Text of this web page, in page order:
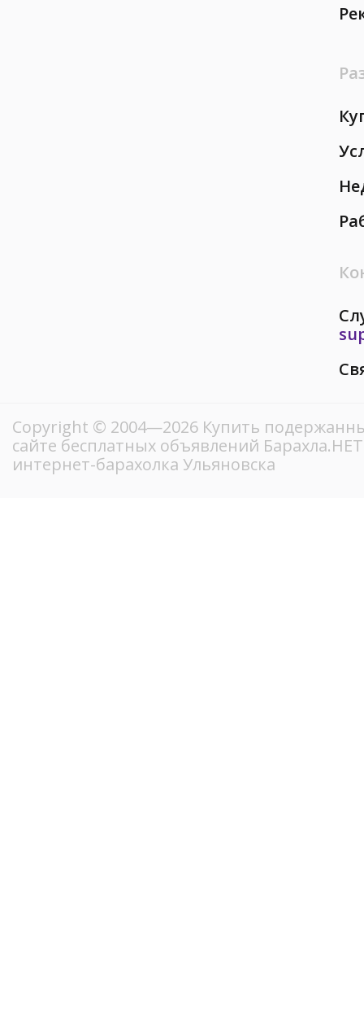
Copyright © 2004—2026 Купить
сайте бесплатных объявлений
интернет-барахолка Ульяновска